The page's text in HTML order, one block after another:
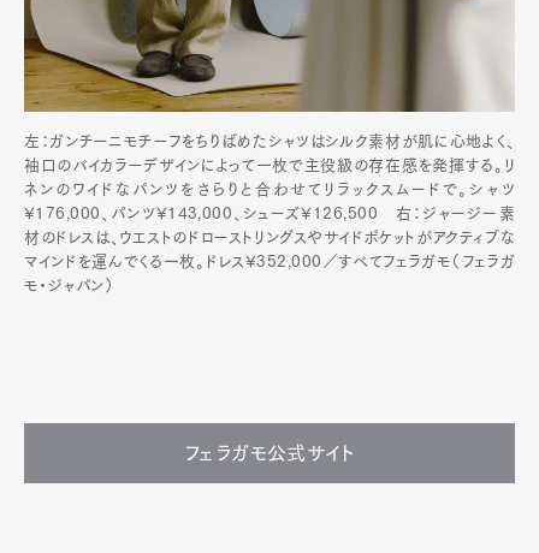
左：ガンチーニモチーフをちりばめたシャツはシルク素材が肌に心地よく、
袖口のバイカラーデザインによって一枚で主役級の存在感を発揮する。リ
ネンのワイドなパンツをさらりと合わせてリラックスムードで。シャツ
¥176,000、パンツ¥143,000、シューズ¥126,500 右：ジャージー素
材のドレスは、ウエストのドローストリングスやサイドポケットがアクティブな
マインドを運んでくる一枚。ドレス¥352,000／すべてフェラガモ（フェラガ
モ・ジャパン）
フェラガモ公式サイト